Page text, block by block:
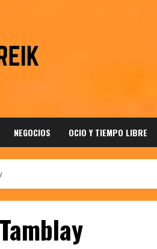
NEGOCIOS OCIO Y TIEMPO LIBRE